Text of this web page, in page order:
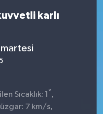
karlı
Sıcaklık: 1 ° ,
7 km/s,